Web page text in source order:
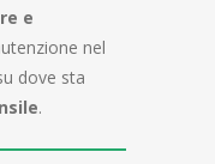
e
nel
dove sta
.